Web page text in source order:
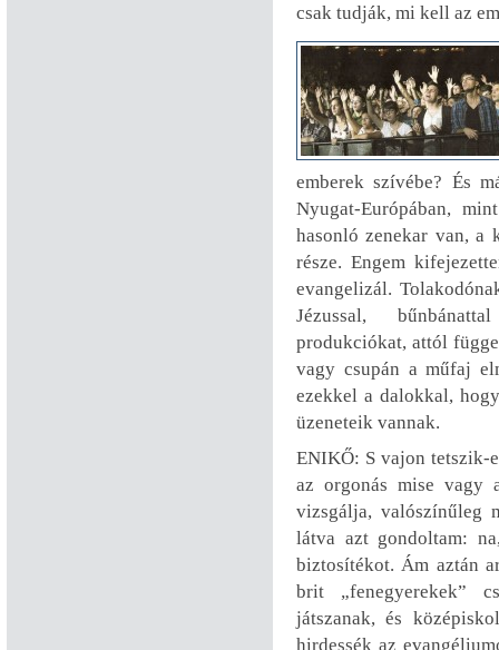
csak tudják, mi kell az
emberek szívébe? És
Nyugat-Európában,
hasonló zenekar van, a
része. Engem
evangelizál.
Jézussal,
produkciókat, attól
vagy csupán a műfaj
ezekkel a dalokkal,
üzeneteik vannak.
ENIKŐ: S vajon tetszik-
az orgonás mise vagy
vizsgálja, valószínűleg
látva azt gondoltam:
biztosítékot. Ám aztán
brit „fenegyerekek”
játszanak, és
hirdessék az